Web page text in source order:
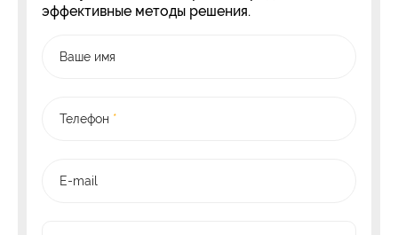
эффективные методы решения.
Ваше имя
Телефон *
E-mail